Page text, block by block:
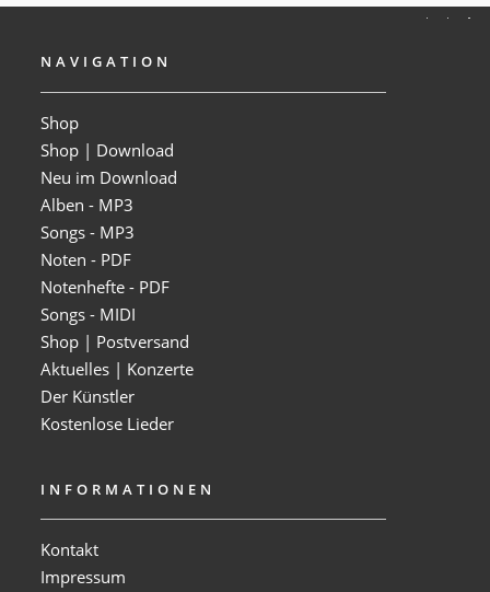
NAVIGATION
Shop
Shop | Download
Neu im Download
Alben - MP3
Songs - MP3
Noten - PDF
Notenhefte - PDF
Songs - MIDI
Shop | Postversand
Aktuelles | Konzerte
Der Künstler
Kostenlose Lieder
INFORMATIONEN
Kontakt
Impressum